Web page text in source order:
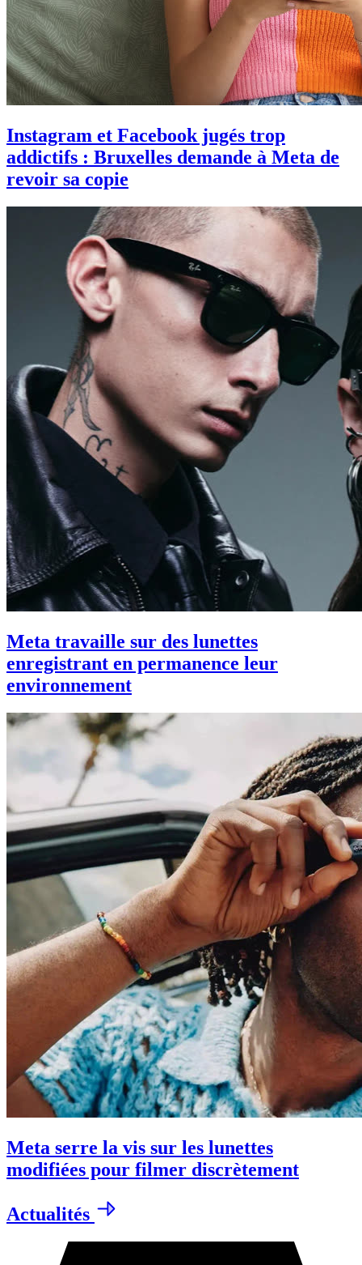
Instagram et Facebook jugés trop
addictifs : Bruxelles demande à Meta de
revoir sa copie
Meta travaille sur des lunettes
enregistrant en permanence leur
environnement
Meta serre la vis sur les lunettes
modifiées pour filmer discrètement
Actualités